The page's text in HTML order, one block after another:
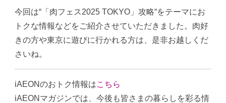
今回は“「肉フェス2025 TOKYO」攻略“をテーマにお
トクな情報などをご紹介させていただきました。肉好
きの方や東京に遊びに行かれる方は、是非お越しくだ
さいね。
iAEONのおトク情報はこちら
iAEONマガジンでは、今後も皆さまの暮らしを彩る情